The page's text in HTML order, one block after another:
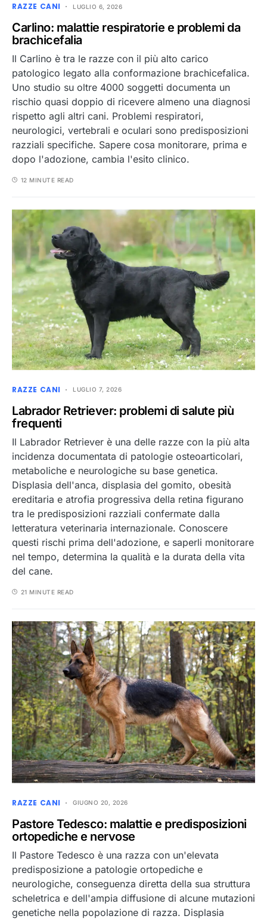
RAZZE CANI LUGLIO 6, 2026
Carlino: malattie respiratorie e problemi da
brachicefalia
Il Carlino è tra le razze con il più alto carico
patologico legato alla conformazione brachicefalica.
Uno studio su oltre 4000 soggetti documenta un
rischio quasi doppio di ricevere almeno una diagnosi
rispetto agli altri cani. Problemi respiratori,
neurologici, vertebrali e oculari sono predisposizioni
razziali specifiche. Sapere cosa monitorare, prima e
dopo l'adozione, cambia l'esito clinico.
12 MINUTE READ
RAZZE CANI LUGLIO 7, 2026
Labrador Retriever: problemi di salute più
frequenti
Il Labrador Retriever è una delle razze con la più alta
incidenza documentata di patologie osteoarticolari,
metaboliche e neurologiche su base genetica.
Displasia dell'anca, displasia del gomito, obesità
ereditaria e atrofia progressiva della retina figurano
tra le predisposizioni razziali confermate dalla
letteratura veterinaria internazionale. Conoscere
questi rischi prima dell'adozione, e saperli monitorare
nel tempo, determina la qualità e la durata della vita
del cane.
21 MINUTE READ
RAZZE CANI GIUGNO 20, 2026
Pastore Tedesco: malattie e predisposizioni
ortopediche e nervose
Il Pastore Tedesco è una razza con un'elevata
predisposizione a patologie ortopediche e
neurologiche, conseguenza diretta della sua struttura
scheletrica e dell'ampia diffusione di alcune mutazioni
genetiche nella popolazione di razza. Displasia